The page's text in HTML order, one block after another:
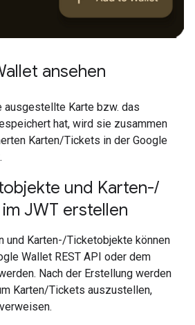
ansehen
ausgestellte Karte bzw. das
hat, wird sie zusammen
Karten/Tickets in der Google
und Karten-/
JWT erstellen
und Karten-/Ticketobjekte können
Wallet REST API oder dem
Nach der Erstellung werden
Karten/Tickets auszustellen,